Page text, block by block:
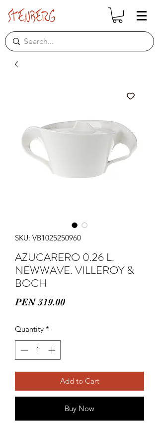
SKU: VB1025250960
AZUCARERO 0.26 L.
NEWWAVE. VILLEROY &
BOCH
PEN 319.00Price
Quantity *
Add to Cart
Buy Now